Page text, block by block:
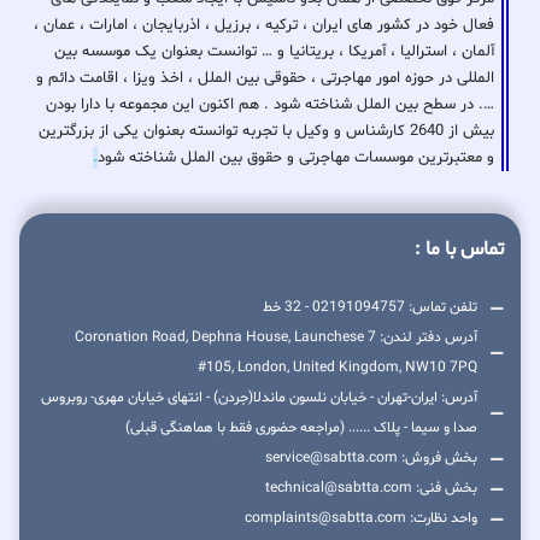
فعال خود در کشور های ایران ، ترکیه ، برزیل ، اذربایجان ، امارات ، عمان ،
آلمان ، استرالیا ، آمریکا ، بریتانیا و … توانست بعنوان یک موسسه بین
المللی در حوزه امور مهاجرتی ، حقوقی بین الملل ، اخذ ویزا ، اقامت دائم و
…. در سطح بین الملل شناخته شود . هم اکنون این مجموعه با دارا بودن
بیش از 2640 کارشناس و وکیل با تجربه توانسته بعنوان یکی از بزرگترین
و معتبرترین موسسات مهاجرتی و حقوق بین الملل شناخته شود.
تماس با ما :
تلفن تماس: 02191094757 - 32 خط
آدرس دفتر لندن: 7 Coronation Road, Dephna House, Launchese
#105, London, United Kingdom, NW10 7PQ
آدرس: ایران-تهران - خیابان نلسون ماندلا(جردن) - انتهای خیابان مهری- روبروس
صدا و سیما - پلاک ...... (مراجعه حضوری فقط با هماهنگی قبلی)
بخش فروش: service@sabtta.com
بخش فنی: technical@sabtta.com
واحد نظارت: complaints@sabtta.com